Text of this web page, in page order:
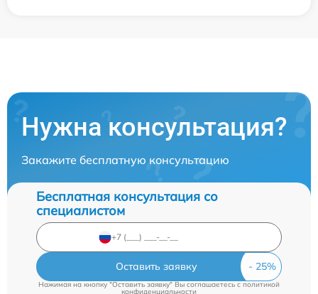
Нужна консультация?
Закажите бесплатную консультацию
Бесплатная консультация со
специалистом
Оставить заявку
Нажимая на кнопку "Оставить заявку" Вы соглашаетесь cполитикой
конфиденциальности